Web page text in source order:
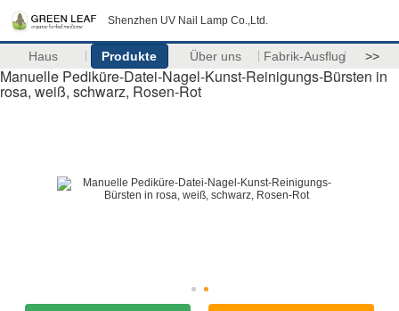
Shenzhen UV Nail Lamp Co.,Ltd.
Haus Produkte Über uns Fabrik-Ausflug >>
Manuelle Pediküre-Datei-Nagel-Kunst-Reinigungs-Bürsten in
rosa, weiß, schwarz, Rosen-Rot